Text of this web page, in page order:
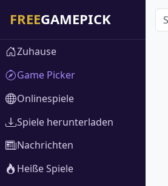
Zuhause
Game Picker
Onlinespiele
Spiele herunterladen
Nachrichten
Heiße Spiele